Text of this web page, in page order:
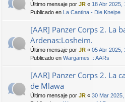
Último mensaje por JR « 18 Abr 2025,
Publicado en La Cantina - Die Kneipe
[AAR] Panzer Corps 2. La
Ardenas:Losheim.
Último mensaje por JR « 05 Abr 2025,
Publicado en Wargames :: AARs
[AAR] Panzer Corps 2. La
de Mlawa
Último mensaje por JR « 30 Mar